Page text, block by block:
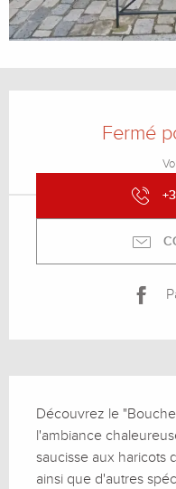
Fermé
Découvrez le
l'ambiance
saucisse aux haricots
ainsi que d'autres